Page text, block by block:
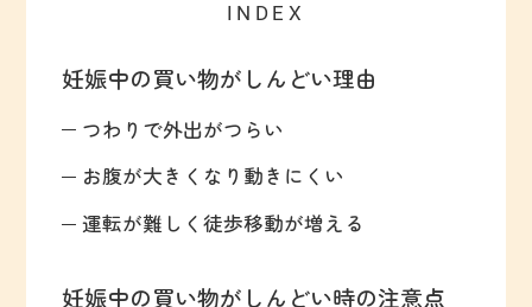
INDEX
妊娠中の買い物がしんどい理由
つわりで外出がつらい
お腹が大きくなり動きにくい
運転が難しく徒歩移動が増える
妊娠中の買い物がしんどい時の注意点